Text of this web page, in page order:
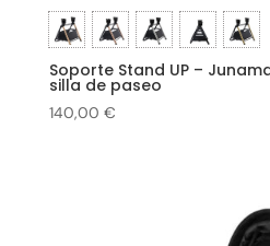
Soporte Stand UP –
silla de paseo
140,00 €